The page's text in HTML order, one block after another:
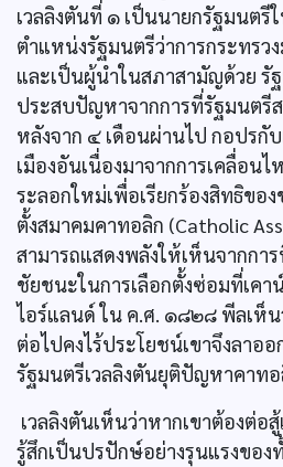
เวลลิงตันที่ ๑ เป็นนายกรัฐมนตรี
ตำแหน่งรัฐมนตรีว่าการกระทรว
และเป็นผู้นำในสภาสามัญด้วย รั
ประสบปัญหาจากการที่รัฐมนตรี
หลังจาก ๔ เดือนผ่านไป กอปรกั
เมืองอันเนื่องมาจากการเคลื่อน
ระลอกใหม่เพื่อเรียกร้องสิทธิขอ
ตั้งสมาคมคาทอลิก (Catholic
สามารถแสดงพลังให้เห็นจากกา
ชัยชนะในการเลือกตั้งซ่อมที่เคา
ไอร์แลนด์ ใน ค.ศ. ๑๘๒๘ พีลเห็
ต่อไปคงไร้ประโยชน์เขาจึงลาอ
รัฐมนตรีเวลลิงตันยุติปัญหาคาท
เวลลิงตันเห็นว่าหากเขาต้องต่อ
รู้สึกเป็นปรปักษ์อย่างรุนแรงของ